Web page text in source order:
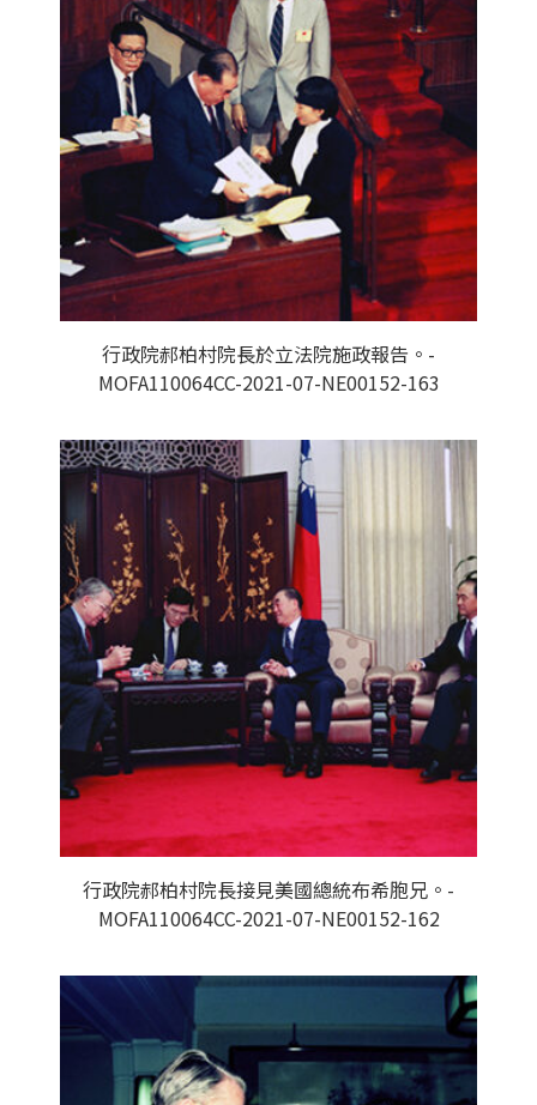
行政院郝柏村院長於立法院施政報告。-
MOFA110064CC-2021-07-NE00152-163
行政院郝柏村院長接見美國總統布希胞兄。-
MOFA110064CC-2021-07-NE00152-162